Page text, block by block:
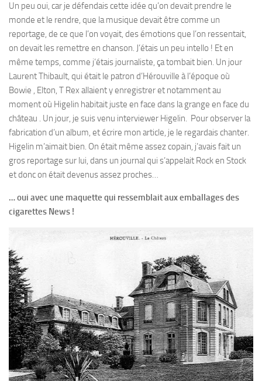
Un peu oui, car je défendais cette idée qu’on devait prendre le
monde et le rendre, que la musique devait être comme un
reportage, de ce que l’on voyait, des émotions que l’on ressentait,
on devait les remettre en chanson. J’étais un peu intello ! Et en
même temps, comme j’étais journaliste, ça tombait bien. Un jour
Laurent Thibault, qui était le patron d’Hérouville à l’époque où
Bowie , Elton, T Rex allaient y enregistrer et notamment au
moment où Higelin habitait juste en face dans la grange en face du
château . Un jour, je suis venu interviewer Higelin. Pour observer la
fabrication d’un album, et écrire mon article, je le regardais chanter.
Higelin m’aimait bien. On était même assez copain, j’avais fait un
gros reportage sur lui, dans un journal qui s’appelait Rock en Stock
et donc on était devenus assez proches…
… oui avec une maquette qui ressemblait aux emballages des
cigarettes News !